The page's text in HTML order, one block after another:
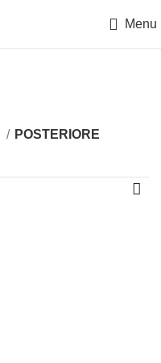
Menu
POSTERIORE